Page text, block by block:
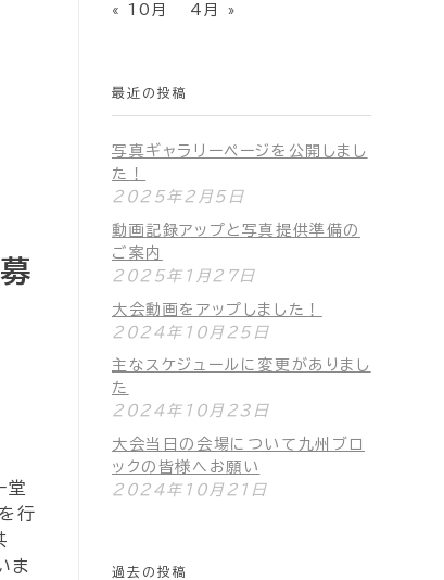
堂
行
ま
« 10月 4月 »
最近の投稿
写真ギャラリーページを公開しまし
た！
2025年2月5日
動画記録アップと写真提供準備の
ご案内
2025年1月27日
大会動画をアップしました！
2024年10月25日
主なスケジュールに変更がありまし
た
2024年10月23日
大会当日の会場について九州ブロ
ックの皆様へお願い
2024年10月21日
過去の投稿